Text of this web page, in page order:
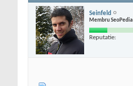
Seinfeld
Membru SeoPedia
Reputatie: